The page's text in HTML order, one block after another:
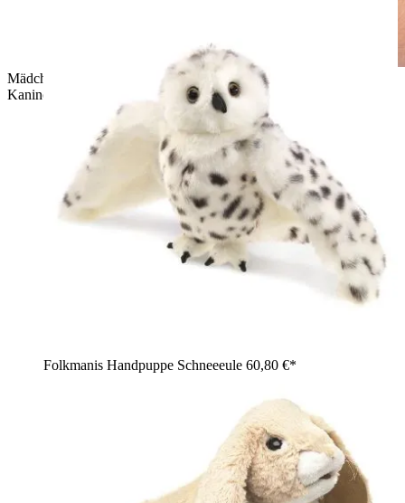
Mädchen hält weiße Folkmanis Handpuppe stehendes
Kaninchen mit langen Ohren im Arm
Folkmanis Handpuppe Schneeeule 60,80 €*